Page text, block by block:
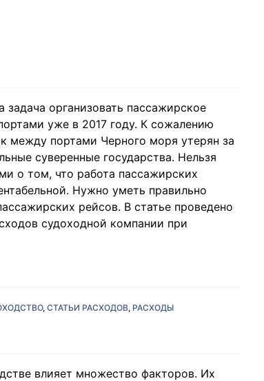
организовать пассажирское
уже в 2017 году. К сожалению
между портами Черного моря утерян за
суверенные государства. Нельзя
о том, что работа пассажирских
Нужно уметь правильно
рейсов. В статье проведено
судоходной компании при
СТАТЬИ РАСХОДОВ РАСХОДЫ
влияет множество факторов. Их